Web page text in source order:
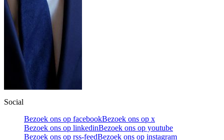
Social
Bezoek ons op facebookBezoek ons op x
Bezoek ons op linkedinBezoek ons op youtube
Bezoek ons op rss-feedBezoek ons op instagram